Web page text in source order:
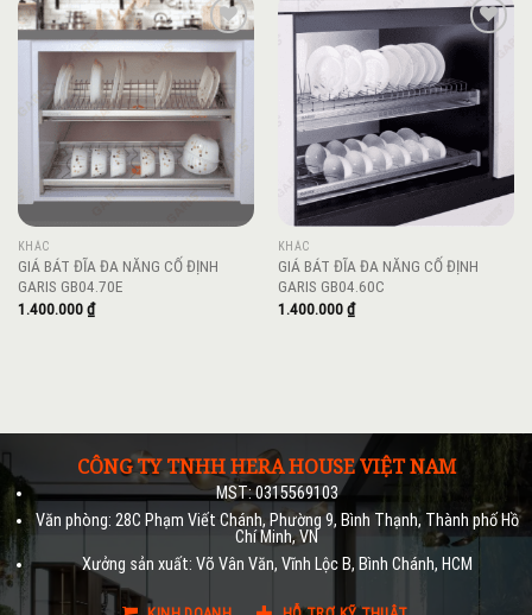
Add to
wishlist
KHÁC
GIÁ BÁT ĐĨA ĐA NĂNG CỐ ĐỊNH
GARIS GB04.70E
1.400.000₫
KHÁC
GIÁ BÁT ĐĨA ĐA NĂNG CỐ ĐỊNH
GARIS GB04.60C
1.400.000₫
CÔNG TY TNHH HERA HOUSE VIỆT NAM
MST: 0315569103
Văn phòng: 28C Phạm Viết Chánh, Phường 9, Bình Thạnh, Thành phố Hồ
Chí Minh, VN
Xưởng sản xuất: Võ Vân Văn, Vĩnh Lộc B, Bình Chánh, HCM